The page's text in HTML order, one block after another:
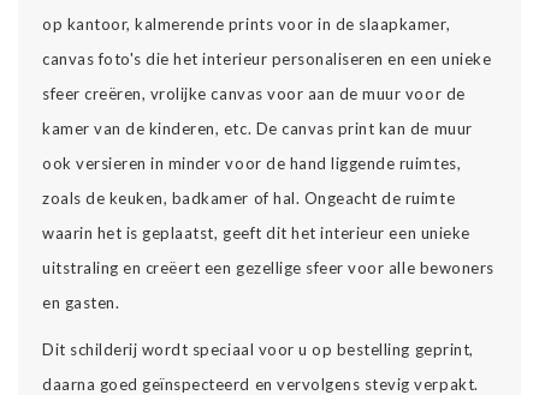
op kantoor, kalmerende prints voor in de slaapkamer,
canvas foto's die het interieur personaliseren en een unieke
sfeer creëren, vrolijke canvas voor aan de muur voor de
kamer van de kinderen, etc. De canvas print kan de muur
ook versieren in minder voor de hand liggende ruimtes,
zoals de keuken, badkamer of hal. Ongeacht de ruimte
waarin het is geplaatst, geeft dit het interieur een unieke
uitstraling en creëert een gezellige sfeer voor alle bewoners
en gasten.
Dit schilderij wordt speciaal voor u op bestelling geprint,
daarna goed geïnspecteerd en vervolgens stevig verpakt.